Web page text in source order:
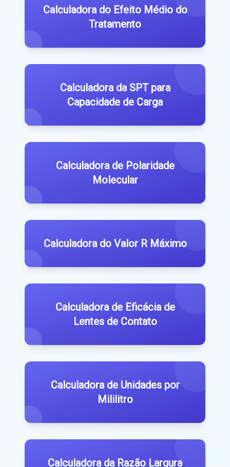
Calculadora do Efeito Médio do
Tratamento
Calculadora da SPT para
Capacidade de Carga
Calculadora de Polaridade
Molecular
Calculadora do Valor R Máximo
Calculadora de Eficácia de
Lentes de Contato
Calculadora de Unidades por
Mililitro
Calculadora da Razão Largura